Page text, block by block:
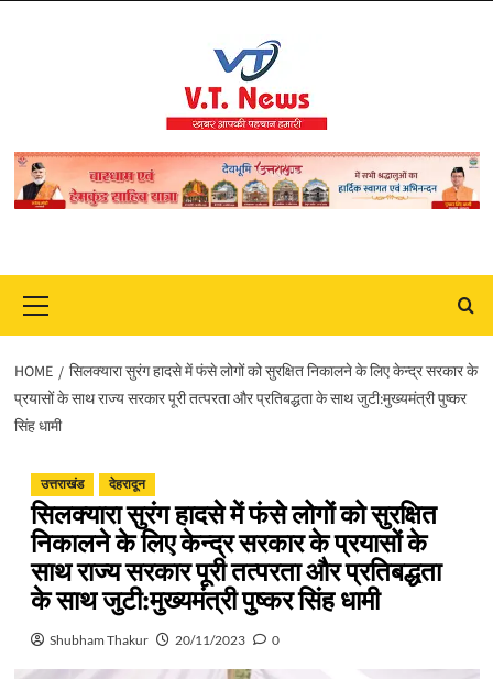
Menu
HOME
सिलक्यारा सुरंग हादसे में फंसे लोगों को सुरक्षित निकालने के लिए केन्द्र सरकार के
प्रयासों के साथ राज्य सरकार पूरी तत्परता और प्रतिबद्धता के साथ जुटी:मुख्यमंत्री पुष्कर
सिंह धामी
उत्तराखंड देहरादून
सिलक्यारा सुरंग हादसे में फंसे लोगों को सुरक्षित
निकालने के लिए केन्द्र सरकार के प्रयासों के
साथ राज्य सरकार पूरी तत्परता और प्रतिबद्धता
के साथ जुटी:मुख्यमंत्री पुष्कर सिंह धामी
Shubham Thakur 20/11/2023 0